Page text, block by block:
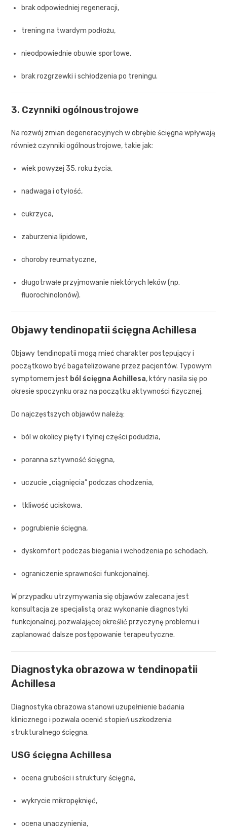
brak odpowiedniej regeneracji,
trening na twardym podłożu,
nieodpowiednie obuwie sportowe,
brak rozgrzewki i schłodzenia po treningu.
3. Czynniki ogólnoustrojowe
Na rozwój zmian degeneracyjnych w obrębie ścięgna wpływają
również czynniki ogólnoustrojowe, takie jak:
wiek powyżej 35. roku życia,
nadwaga i otyłość,
cukrzyca,
zaburzenia lipidowe,
choroby reumatyczne,
długotrwałe przyjmowanie niektórych leków (np.
fluorochinolonów).
Objawy tendinopatii ścięgna Achillesa
Objawy tendinopatii mogą mieć charakter postępujący i
początkowo być bagatelizowane przez pacjentów. Typowym
symptomem jest ból ścięgna Achillesa, który nasila się po
okresie spoczynku oraz na początku aktywności fizycznej.
Do najczęstszych objawów należą:
ból w okolicy pięty i tylnej części podudzia,
poranna sztywność ścięgna,
uczucie „ciągnięcia” podczas chodzenia,
tkliwość uciskowa,
pogrubienie ścięgna,
dyskomfort podczas biegania i wchodzenia po schodach,
ograniczenie sprawności funkcjonalnej.
W przypadku utrzymywania się objawów zalecana jest
konsultacja ze specjalistą oraz wykonanie diagnostyki
funkcjonalnej, pozwalającej określić przyczynę problemu i
zaplanować dalsze postępowanie terapeutyczne.
Diagnostyka obrazowa w tendinopatii
Achillesa
Diagnostyka obrazowa stanowi uzupełnienie badania
klinicznego i pozwala ocenić stopień uszkodzenia
strukturalnego ścięgna.
USG ścięgna Achillesa
ocena grubości i struktury ścięgna,
wykrycie mikropęknięć,
ocena unaczynienia,